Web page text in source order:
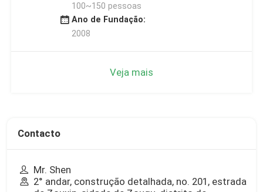
100~150 pessoas
Ano de Fundação:
2008
Veja mais
Contacto
Mr. Shen
2° andar, construção detalhada, no. 201, estrada